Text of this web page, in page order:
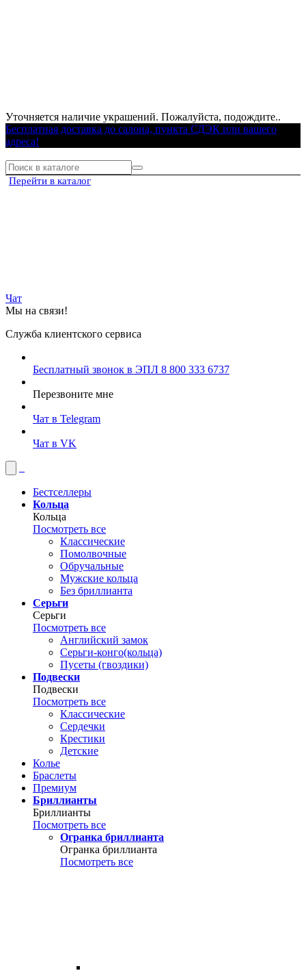
Уточняется наличие украшений. Пожалуйста, подождите..
Бесплатная доставка до салона, пункта СДЭК или вашего
адреса!
Перейти в каталог
Чат
Мы на связи!
Служба клиентского сервиса
Бесплатный звонок в ЭПЛ 8 800 333 6737
Перезвоните мне
Чат в Telegram
Чат в VK
Бестселлеры
Кольца
Кольца
Посмотреть все
Классические
Помолвочные
Обручальные
Мужские кольца
Без бриллианта
Серьги
Серьги
Посмотреть все
Английский замок
Серьги-конго(кольца)
Пусеты (гвоздики)
Подвески
Подвески
Посмотреть все
Классические
Сердечки
Крестики
Детские
Колье
Браслеты
Премиум
Бриллианты
Бриллианты
Посмотреть все
Огранка бриллианта
Огранка бриллианта
Посмотреть все